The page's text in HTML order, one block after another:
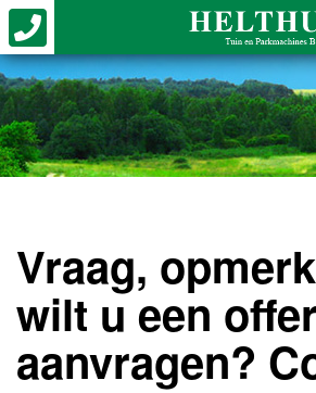
Vraag,
wilt u een
aanvragen?